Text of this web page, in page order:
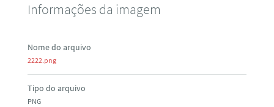
Informações da imagem
Nome do arquivo
2222.png
Tipo do arquivo
PNG